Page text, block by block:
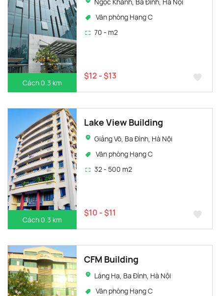
Cách 0.3 km
Văn phòng Hạng C
70 - m2
$12 - $13
Cách 0.3 km
Lake View Building
Giảng Võ, Ba Đình, Hà Nội
Văn phòng Hạng C
32 - 500 m2
$10 - $11
CFM Building
Láng Hạ, Ba Đình, Hà Nội
Văn phòng Hạng C